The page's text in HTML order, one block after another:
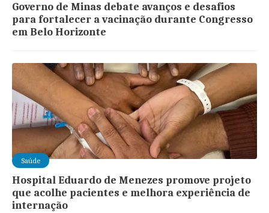
Governo de Minas debate avanços e desafios
para fortalecer a vacinação durante Congresso
em Belo Horizonte
Saúde
Hospital Eduardo de Menezes promove projeto
que acolhe pacientes e melhora experiência de
internação